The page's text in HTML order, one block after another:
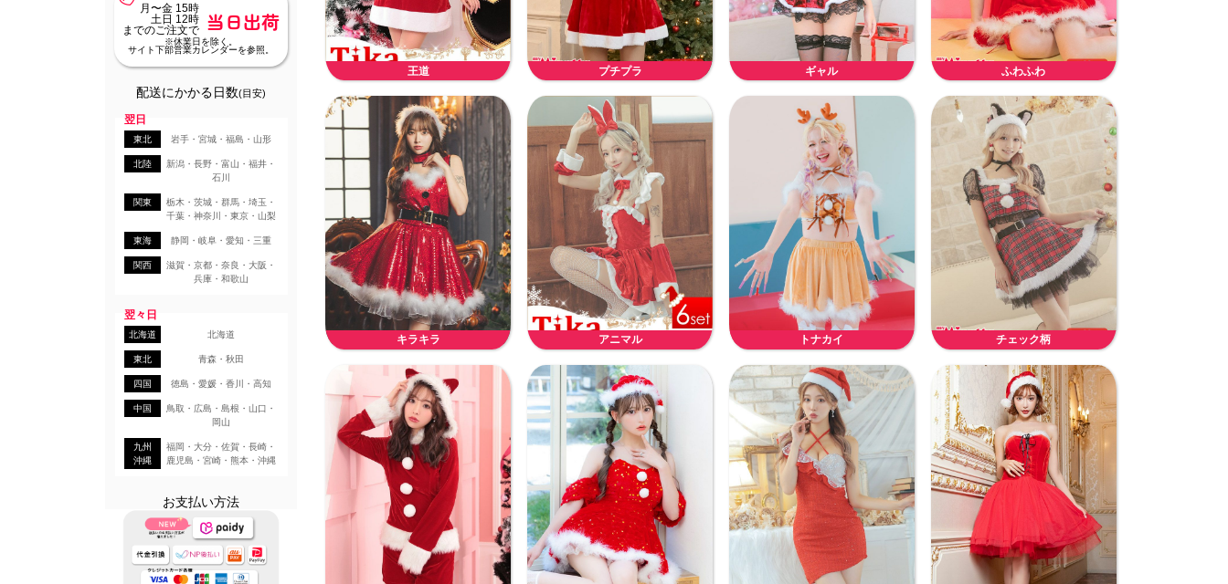
月〜金 15時
土日 12時
までのご注文で
当日出荷
※休業日を除く。
サイト下部営業カレンダーを参照。
配送にかかる日数(目安)
翌日
東北 岩手・宮城・福島・山形
北陸
新潟・長野・富山・福井・
石川
関東
栃木・茨城・群馬・埼玉・
千葉・神奈川・東京・山梨
東海 静岡・岐阜・愛知・三重
関西
滋賀・京都・奈良・大阪・
兵庫・和歌山
翌々日
北海道 北海道
東北 青森・秋田
四国 徳島・愛媛・香川・高知
中国
鳥取・広島・島根・山口・
岡山
九州
沖縄
福岡・大分・佐賀・長崎・
鹿児島・宮崎・熊本・沖縄
お支払い方法
王道 プチプラ ギャル ふわふわ
キラキラ アニマル トナカイ チェック柄